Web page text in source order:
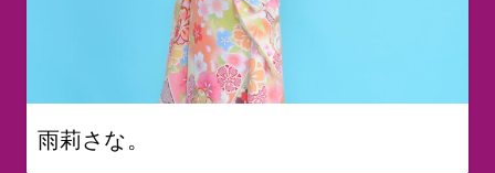
雨莉さな。